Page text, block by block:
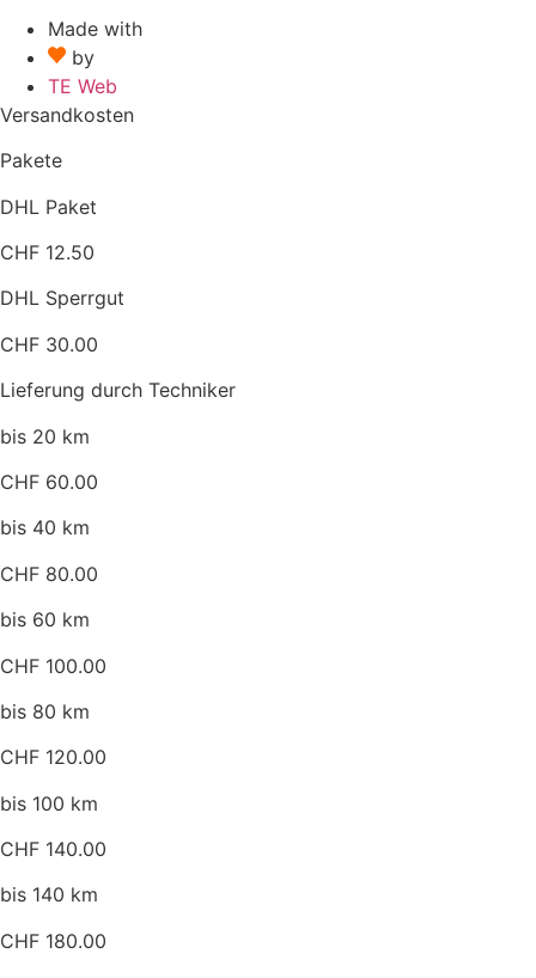
Made with
by
TE Web
Versandkosten
Pakete
DHL Paket
CHF 12.50
DHL Sperrgut
CHF 30.00
Lieferung durch Techniker
bis 20 km
CHF 60.00
bis 40 km
CHF 80.00
bis 60 km
CHF 100.00
bis 80 km
CHF 120.00
bis 100 km
CHF 140.00
bis 140 km
CHF 180.00